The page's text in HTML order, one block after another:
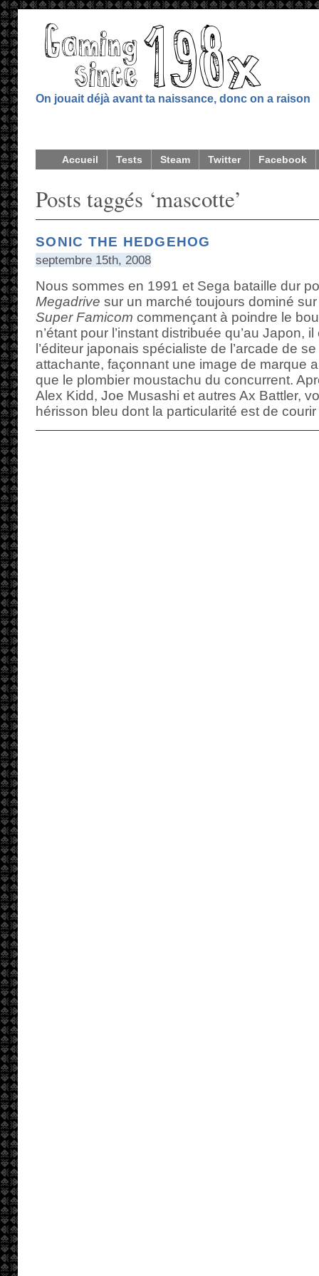
On jouait déjà avant ta naissance, donc on a raison
Accueil Tests Steam Twitter Facebook
Posts taggés ‘mascotte’
SONIC THE HEDGEHOG
septembre 15th, 2008
Nous sommes en 1991 et Sega bataille dur
Megadrive sur un marché toujours dominé
Super Famicom commençant à poindre le
n’étant pour l’instant distribuée qu’au Japon,
l’éditeur japonais spécialiste de l’arcade de
attachante, façonnant une image de marque
que le plombier moustachu du concurrent.
Alex Kidd, Joe Musashi et autres Ax Battler,
hérisson bleu dont la particularité est de